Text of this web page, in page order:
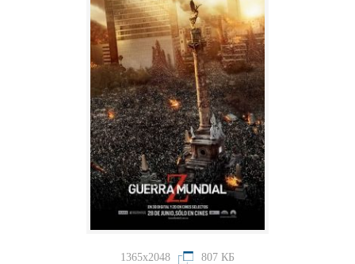
1365x2048 807 КБ